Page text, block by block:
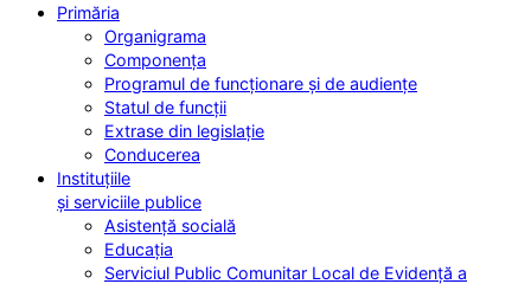
Primăria
Organigrama
Componența
Programul de funcționare și de audiențe
Statul de funcții
Extrase din legislație
Conducerea
Instituțiile
și serviciile publice
Asistență socială
Educația
Serviciul Public Comunitar Local de Evidență a